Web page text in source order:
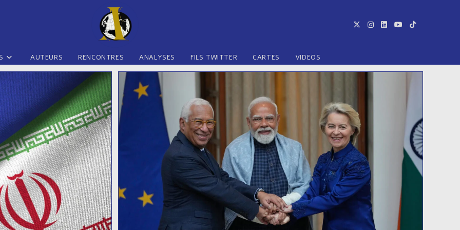
AUTEURS RENCONTRES ANALYSES FILS TWITTER CARTES VIDEOS